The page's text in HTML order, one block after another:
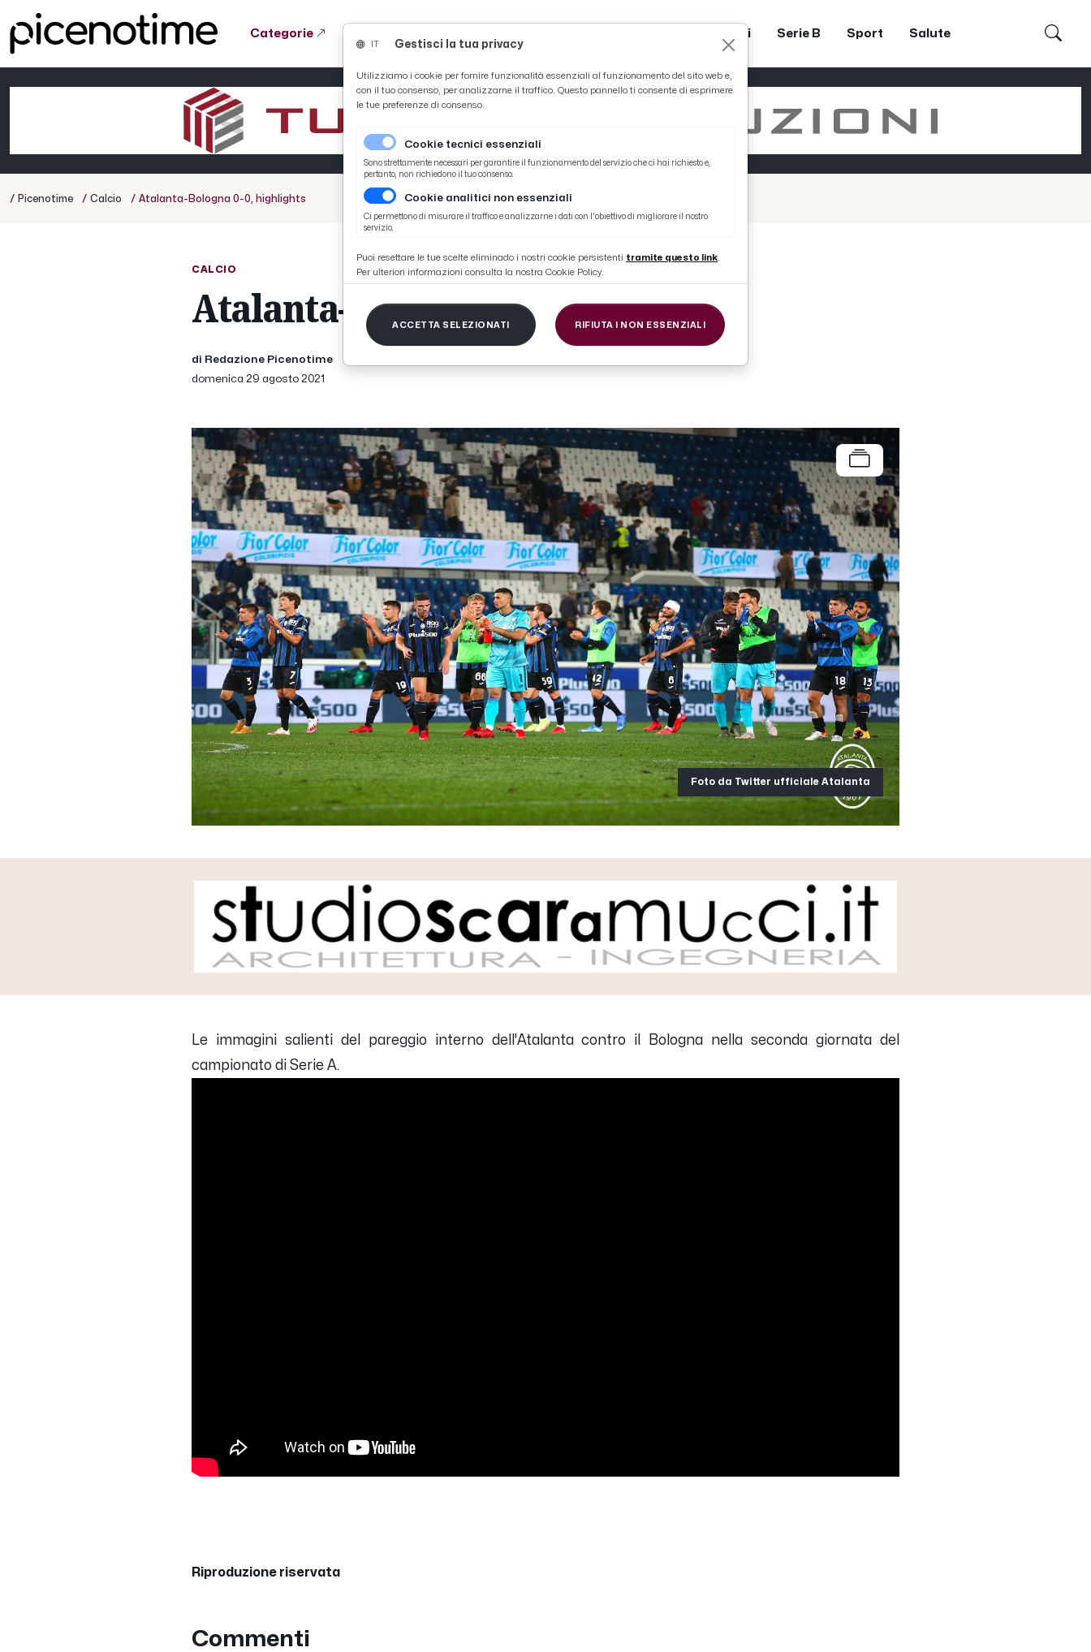
Categorie Coppa Teodori Serie B Sport Salute
/ Picenotime / Calcio / Atalanta-Bologna 0-0, highlights
CALCIO
Atalanta-Bologna 0-0, highlights
di Redazione Picenotime
domenica 29 agosto 2021
Foto da Twitter ufficiale Atalanta
Le immagini salienti del pareggio interno dell'Atalanta contro il Bologna nella seconda giornata del
campionato di Serie A.
Riproduzione riservata
Commenti
Gestisci la tua privacy
Utilizziamo i cookie per fornire funzionalità essenziali al funzionamento del sito web e,
con il tuo consenso, per analizzarne il traffico. Questo pannello ti consente di esprimere
le tue preferenze di consenso.
Cookie tecnici essenziali
Sono strettamente necessari per garantire il funzionamento del servizio che ci hai richiesto e,
pertanto, non richiedono il tuo consenso.
Cookie analitici non essenziali
Ci permettono di misurare il traffico e analizzarne i dati con l'obiettivo di migliorare il nostro
servizio.
Puoi resettare le tue scelte eliminado i nostri cookie persistenti tramite questo link.
Per ulteriori informazioni consulta la nostra Cookie Policy.
ACCETTA SELEZIONATI RIFIUTA I NON ESSENZIALI